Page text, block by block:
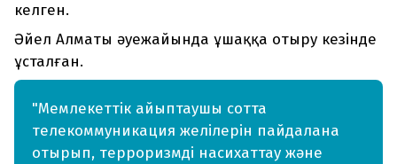
келген.
Әйел Алматы әуежайында ұшаққа отыру кезінде
ұсталған.
"Мемлекеттік айыптаушы сотта
телекоммуникация желілерін пайдалана
отырып, терроризмді насихаттау және